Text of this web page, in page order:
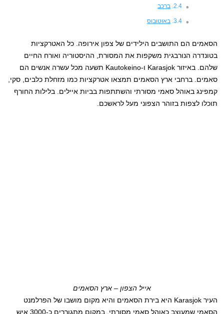
ברכב
באוטובוס
הסאמים הם התושבים הילידים של צפון אירופה. כל האטרקציות
בטונדרה הנורבגית משקפות את המסורת, ההיסטוריה ואורח החיים
שלהם. באיזור Karasjok ו-Kautokeino תשעה מכל עשרה אנשים הם
סאמים. ברחבי ארץ הסאמים תמצאו אטרקציות כמו מזחלת כלבים, סקי,
קמפינג באוהל סאמי מסורתי והשתתפות בביות איילים. בלילות החורף
תוכלו לצפות בזוהר הצפוני מעל לראשכם.
אייל הצפון – ארץ הסאמים
העיר Karasjok היא בירת הסאמים והיא מקום מושבו של הפרלמנט
הסאמי שמעוצב כאוהל סאמי מסורתי. במקום מתגוררים כ-3000 איש